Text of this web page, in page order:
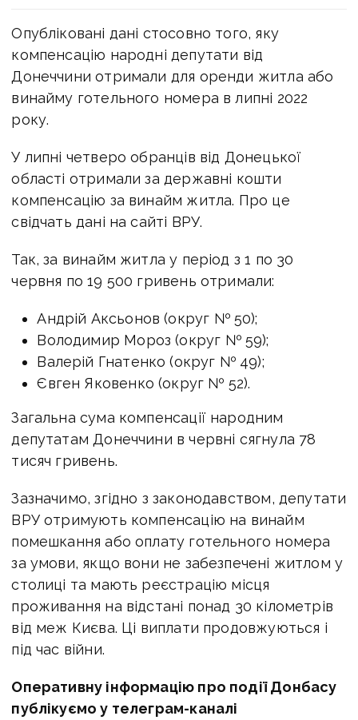
Опубліковані дані стосовно того, яку
компенсацію народні депутати від
Донеччини отримали для оренди житла або
винайму готельного номера в липні 2022
року.
У липні четверо обранців від Донецької
області отримали за державні кошти
компенсацію за винайм житла. Про це
свідчать дані на сайті ВРУ.
Так, за винайм житла у період з 1 по 30
червня по 19 500 гривень отримали:
Андрій Аксьонов (округ № 50);
Володимир Мороз (округ № 59);
Валерій Гнатенко (округ № 49);
Євген Яковенко (округ № 52).
Загальна сума компенсації народним
депутатам Донеччини в червні сягнула 78
тисяч гривень.
Зазначимо, згідно з законодавством, депутати
ВРУ отримують компенсацію на винайм
помешкання або оплату готельного номера
за умови, якщо вони не забезпечені житлом у
столиці та мають реєстрацію місця
проживання на відстані понад 30 кілометрів
від меж Києва. Ці виплати продовжуються і
під час війни.
Оперативну інформацію про події Донбасу
публікуємо у телеграм-каналі